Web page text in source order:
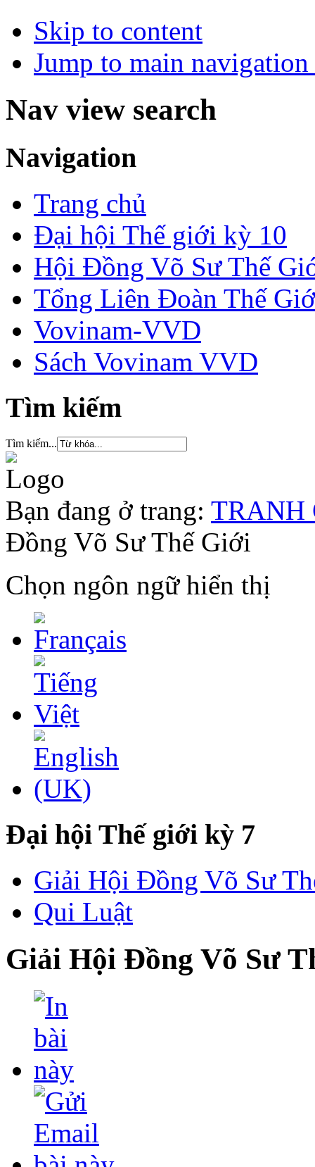
Skip to content
Jump to main
Nav view search
Navigation
Trang chủ
Đại hội Thế giới kỳ 10
Hội Đồng Võ Sư Thế
Tổng Liên Đoàn Thế
Vovinam-VVD
Sách Vovinam VVD
Tìm kiếm
Tìm kiếm...
Bạn đang ở trang: TRANH
Đồng Võ Sư Thế Giới
Chọn ngôn ngữ hiển thị
Đại hội Thế giới kỳ 7
Giải Hội Đồng Võ Sư
Qui Luật
Giải Hội Đồng Võ Sư